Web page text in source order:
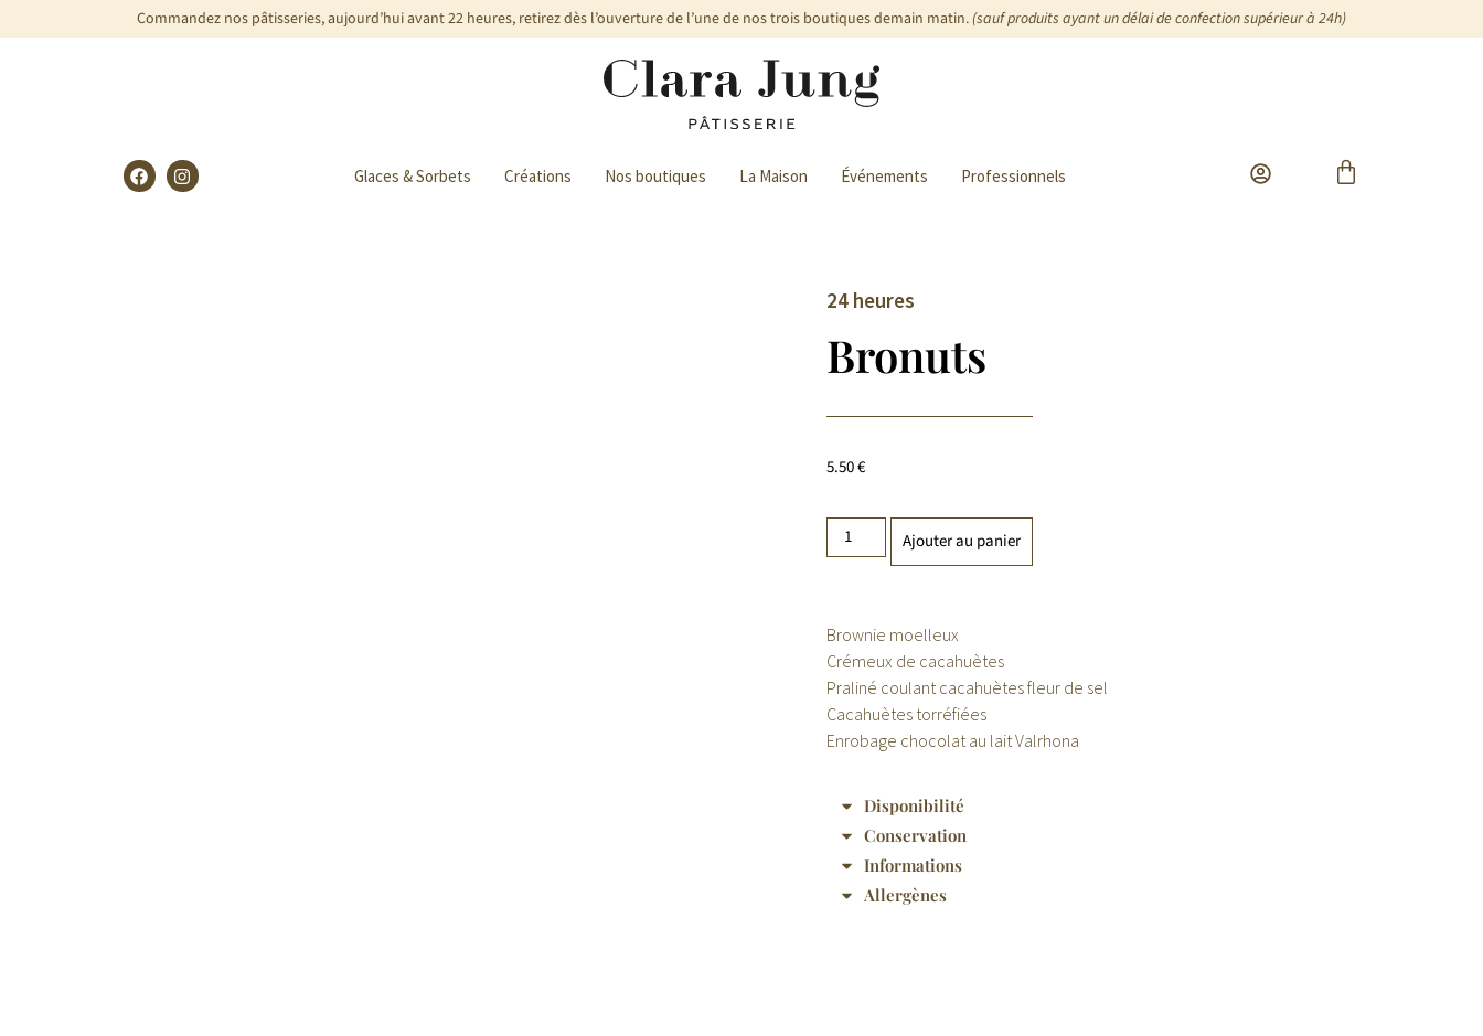
Commandez nos pâtisseries, aujourd’hui avant 22 heures, retirez dès l’ouverture de l’une de nos trois boutiques demain matin. (sauf produits ayant un délai de confection supérieur à 24h)
Glaces & Sorbets Créations Nos boutiques La Maison Événements Professionnels
24 heures
Bronuts
5.50€
Ajouter au panier
Brownie moelleux
Crémeux de cacahuètes
Praliné coulant cacahuètes fleur de sel
Cacahuètes torréfiées
Enrobage chocolat au lait Valrhona
Disponibilité
Conservation
Informations
Allergènes